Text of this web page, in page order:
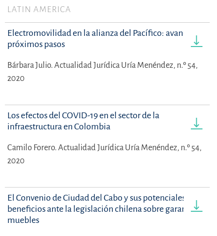
LATIN AMERICA
Electromovilidad en la alianza del Pacífico: avances y
próximos pasos
Bárbara Julio. Actualidad Jurídica Uría Menéndez, n.º 54,
2020
Los efectos del COVID-19 en el sector de la
infraestructura en Colombia
Camilo Forero. Actualidad Jurídica Uría Menéndez, n.º 54,
2020
El Convenio de Ciudad del Cabo y sus potenciales
beneficios ante la legislación chilena sobre garantías
muebles